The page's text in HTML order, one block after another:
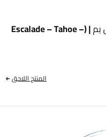
كن أول من يقيم “قاعدة فيول بم | (Escalade – Tahoe –
المنتج اللاحق